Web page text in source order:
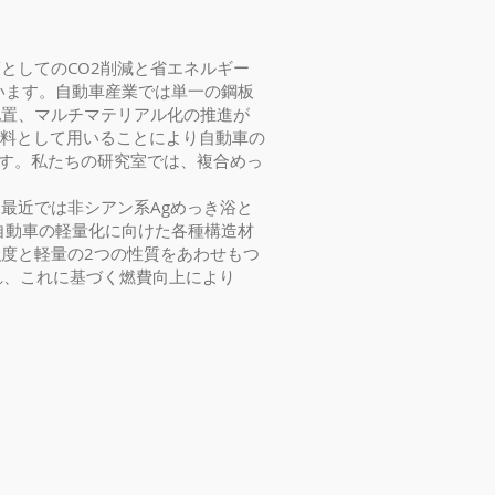
してのCO2削減と省エネルギー
す。自動車産業では単一の鋼板
、マルチマテリアル化の推進が
として用いることにより自動車の
。私たちの研究室では、複合めっ
近では非シアン系Agめっき浴と
車の軽量化に向けた各種構造材
と軽量の2つの性質をあわせもつ
これに基づく燃費向上により